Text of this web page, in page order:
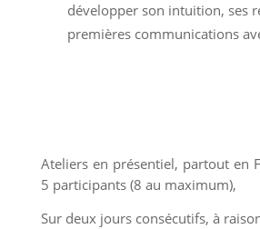
développer son intuition, ses
premières communications
Ateliers en présentiel, partout en
5 participants (8 au maximum),
Sur deux jours consécutifs, à